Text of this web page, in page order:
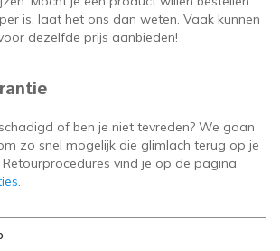
is, laat het ons dan weten. Vaak kunnen
dezelfde prijs aanbieden!
of ben je niet tevreden? We gaan
zo snel mogelijk die glimlach terug op je
vind je op de pagina
.